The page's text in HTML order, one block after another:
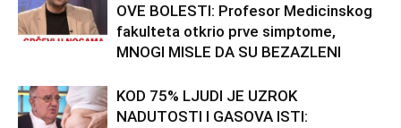
OVE BOLESTI: Profesor Medicinskog
fakulteta otkrio prve simptome,
MNOGI MISLE DA SU BEZAZLENI
KOD 75% LJUDI JE UZROK
NADUTOSTI I GASOVA ISTI: